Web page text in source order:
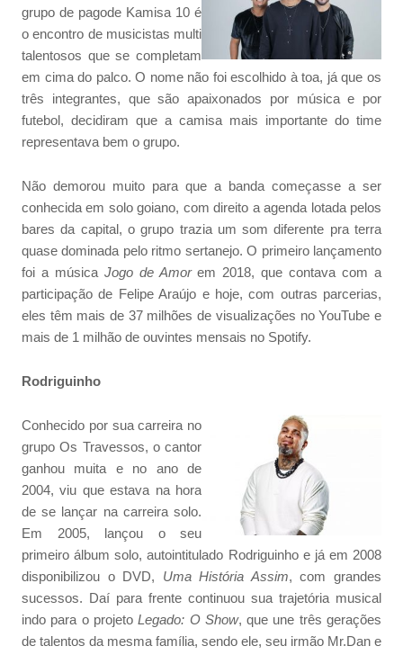
grupo de pagode Kamisa 10 é
o encontro de musicistas multi
talentosos que se completam
em cima do palco. O nome não foi escolhido à toa, já que os
três integrantes, que são apaixonados por música e por
futebol, decidiram que a camisa mais importante do time
representava bem o grupo.
Não demorou muito para que a banda começasse a ser
conhecida em solo goiano, com direito a agenda lotada pelos
bares da capital, o grupo trazia um som diferente pra terra
quase dominada pelo ritmo sertanejo. O primeiro lançamento
foi a música Jogo de Amorem 2018, que contava com a
participação de Felipe Araújo e hoje, com outras parcerias,
eles têm mais de 37 milhões de visualizações no YouTube e
mais de 1 milhão de ouvintes mensais no Spotify.
Rodriguinho
Conhecido por sua carreira no
grupo Os Travessos, o cantor
ganhou muita e no ano de
2004, viu que estava na hora
de se lançar na carreira solo.
Em 2005, lançou o seu
primeiro álbum solo, autointitulado Rodriguinho e já em 2008
disponibilizou o DVD, Uma História Assim, com grandes
sucessos. Daí para frente continuou sua trajetória musical
indo para o projetoLegado: O Show, que une três gerações
de talentos da mesma família, sendo ele, seu irmão Mr.Dan e